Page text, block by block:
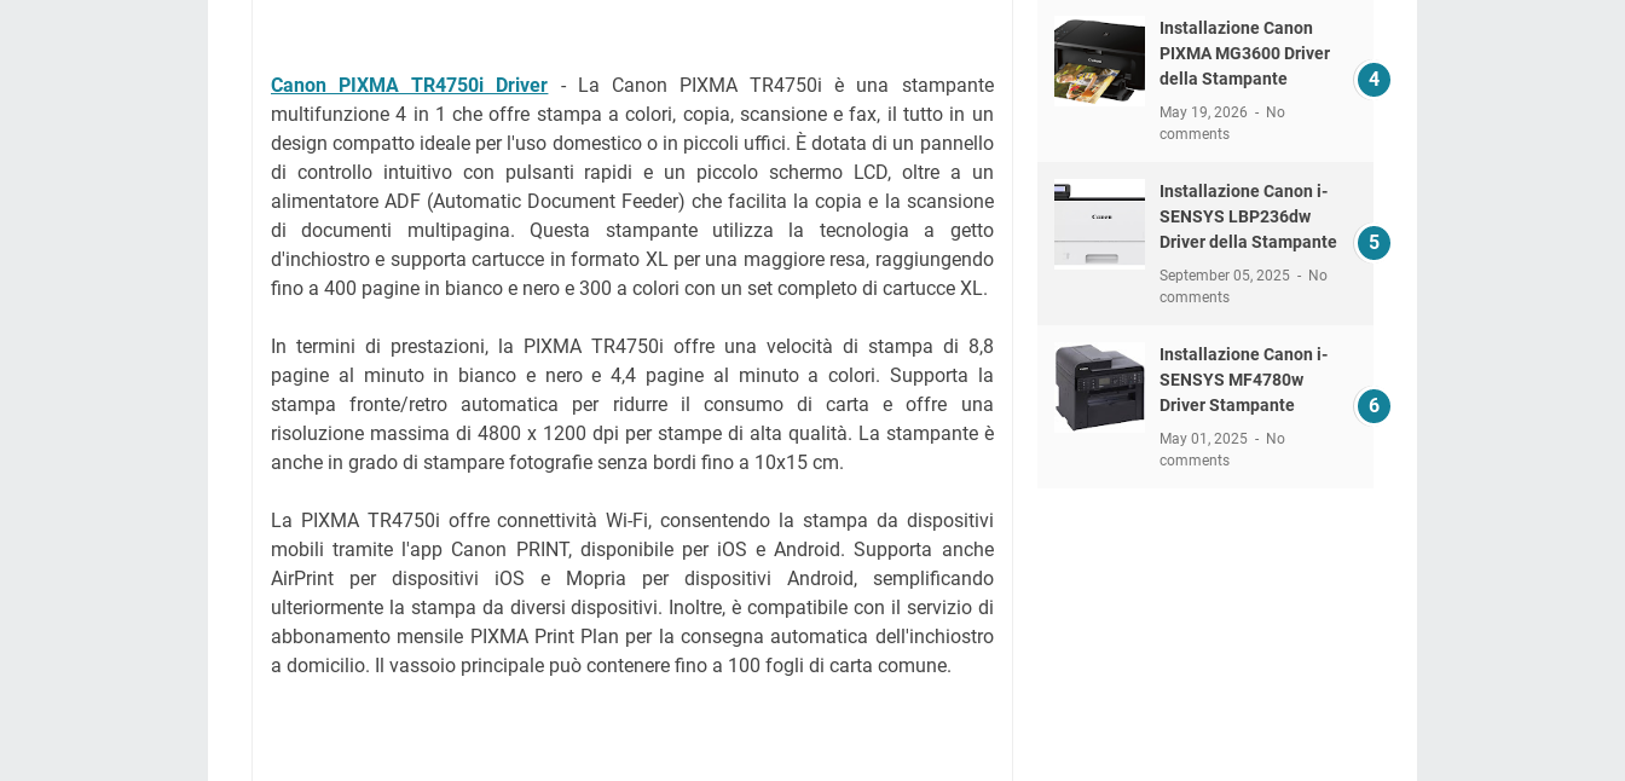
Canon PIXMA TR4750i Driver - La Canon PIXMA TR4750i è una stampante
multifunzione 4 in 1 che offre stampa a colori, copia, scansione e fax, il tutto in un
design compatto ideale per l'uso domestico o in piccoli uffici. È dotata di un pannello
di controllo intuitivo con pulsanti rapidi e un piccolo schermo LCD, oltre a un
alimentatore ADF (Automatic Document Feeder) che facilita la copia e la scansione
di documenti multipagina. Questa stampante utilizza la tecnologia a getto
d'inchiostro e supporta cartucce in formato XL per una maggiore resa, raggiungendo
fino a 400 pagine in bianco e nero e 300 a colori con un set completo di cartucce XL.
In termini di prestazioni, la PIXMA TR4750i offre una velocità di stampa di 8,8
pagine al minuto in bianco e nero e 4,4 pagine al minuto a colori. Supporta la
stampa fronte/retro automatica per ridurre il consumo di carta e offre una
risoluzione massima di 4800 x 1200 dpi per stampe di alta qualità. La stampante è
anche in grado di stampare fotografie senza bordi fino a 10x15 cm.
La PIXMA TR4750i offre connettività Wi-Fi, consentendo la stampa da dispositivi
mobili tramite l'app Canon PRINT, disponibile per iOS e Android. Supporta anche
AirPrint per dispositivi iOS e Mopria per dispositivi Android, semplificando
ulteriormente la stampa da diversi dispositivi. Inoltre, è compatibile con il servizio di
abbonamento mensile PIXMA Print Plan per la consegna automatica dell'inchiostro
a domicilio. Il vassoio principale può contenere fino a 100 fogli di carta comune.
Installazione Canon
PIXMA MG3600 Driver
della Stampante
May 19, 2026
No
comments
Installazione Canon i-
SENSYS LBP236dw
Driver della Stampante
September 05, 2025
No
comments
Installazione Canon i-
SENSYS MF4780w
Driver Stampante
May 01, 2025
No
comments